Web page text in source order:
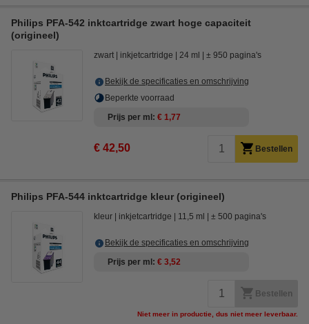
Philips PFA-542 inktcartridge zwart hoge capaciteit
(origineel)
zwart inkjetcartridge 24 ml ± 950 pagina's
Bekijk de specificaties en omschrijving
Beperkte voorraad
Prijs per ml € 1,77
€ 42,50 Bestellen
Philips PFA-544 inktcartridge kleur (origineel)
kleur inkjetcartridge 11,5 ml ± 500 pagina's
Bekijk de specificaties en omschrijving
Prijs per ml € 3,52
Bestellen
Niet meer in productie, dus niet meer leverbaar.